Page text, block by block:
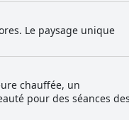
Le paysage unique
chauffée, un
pour des séances des